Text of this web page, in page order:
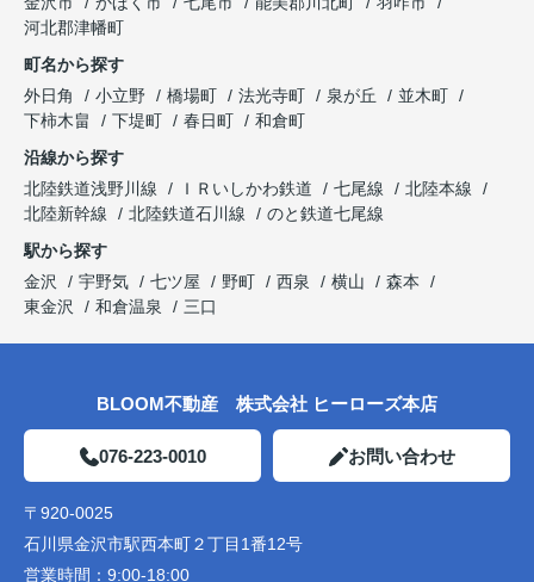
河北郡津幡町
町名から探す
外日角
小立野 橋場町 法光寺町 泉が丘
並木町
下柿木畠
下堤町 春日町
和倉町
沿線から探す
北陸鉄道浅野川線
ＩＲいしかわ鉄道 七尾線
北陸本線
北陸新幹線
北陸鉄道石川線
のと鉄道七尾線
駅から探す
金沢
宇野気 七ツ屋 野町 西泉 横山
森本
東金沢
和倉温泉 三口
BLOOM不動産 株式会社 ヒーローズ本店
076-223-0010 お問い合わせ
〒920-0025
石川県金沢市駅西本町２丁目1番12号
営業時間： 9:00-18:00